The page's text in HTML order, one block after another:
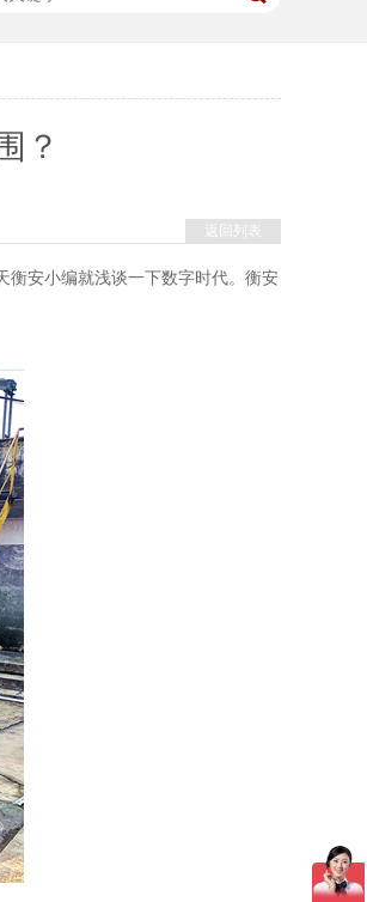
？
返回列表
安小编就浅谈一下数字时代。衡安